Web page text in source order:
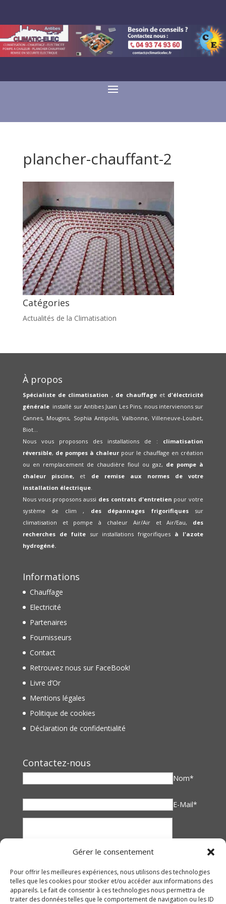
Gérer le consentement
Pour offrir les meilleures expériences, nous utilisons des technologies
telles que les cookies pour stocker et/ou accéder aux informations des
appareils. Le fait de consentir à ces technologies nous permettra de
traiter des données telles que le comportement de navigation ou les ID
plancher-chauffant-2
Catégories
Actualités de la Climatisation
À propos
Spécialiste de climatisation , de chauffageet d'électricité
générale installé sur Antibes Juan Les Pins, nous intervienons sur
Cannes, Mougins, Sophia Antipolis, Valbonne, Villeneuve-Loubet,
Biot...
Nous vous proposons des installations de : climatisation
réversible, de pompes à chaleurpour le chauffage en création
ou en remplacement de chaudière fioul ou gaz, de pompe à
chaleur piscine, et de remise aux normes de votre
installation électrique.
Nous vous proposons aussi des contrats d'entretien pour votre
système de clim , des dépannages frigorifiquessur
climatisation et pompe à chaleur Air/Air et Air/Eau, des
recherches de fuite sur installations frigorifiques à l'azote
hydrogéné.
Informations
Chauffage
Electricité
Partenaires
Fournisseurs
Contact
Retrouvez nous sur FaceBook!
Livre d’Or
Mentions légales
Politique de cookies
Déclaration de confidentialité
Contactez-nous
Nom*
E-Mail*